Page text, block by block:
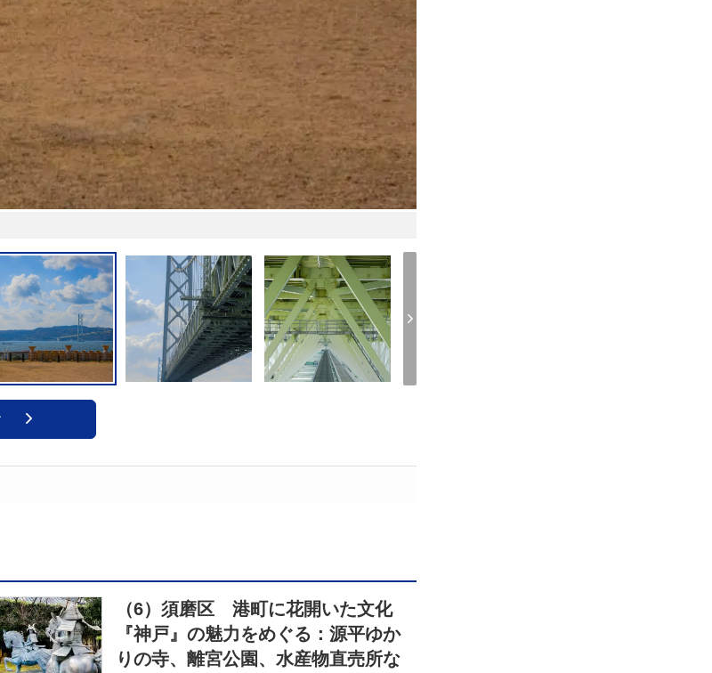
（6）須磨区 港町に花開いた文化
『神戸』の魅力をめぐる：源平ゆか
りの寺、離宮公園、水産物直売所な